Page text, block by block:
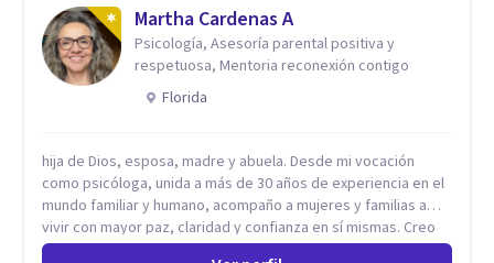
para ayudarte a recuperar tu bienestar emocional. Terapia
Individual, de Pareja y Familiar: Trabajamos contigo y tus
seres queridos para fortalecer las relaciones y mejorar la
dinámica familiar. Evaluaciones Psicológicas y Terapias
Especializadas: Terapia cognitivo-conductual Terapia de
Tratamiento de Traumas y Trastornos de Estrés
Postraumático: Ofrecemos apoyo psicológico para ayudarte
a superar experiencias traumáticas y mejorar tu calidad de
vida. Tratamiento de Adicciones.
Martha Cardenas A
Psicología, Asesoría parental positiva y
respetuosa, Mentoria reconexión contigo
Florida
hija de Dios, esposa, madre y abuela. Desde mi vocación
como psicóloga, unida a más de 30 años de experiencia en el
mundo familiar y humano, acompaño a mujeres y familias a
vivir con mayor paz, claridad y confianza en sí mismas. Creo
profundamente que la vida está hecha de etapas, y que cada